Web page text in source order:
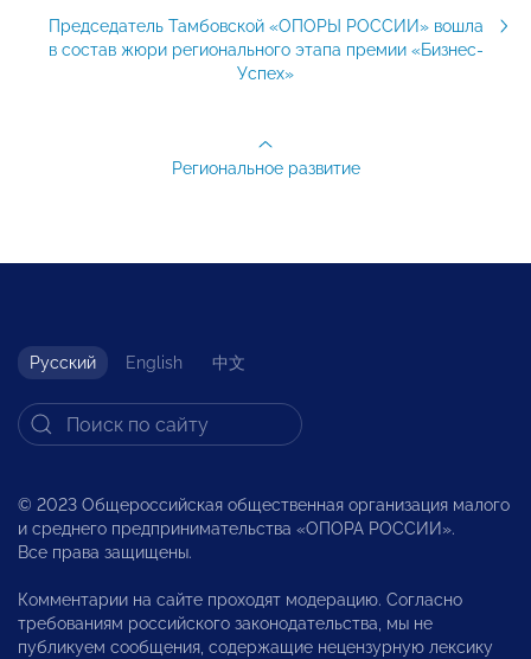
Председатель Тамбовской «ОПОРЫ РОССИИ» вошла
в состав жюри регионального этапа премии «Бизнес-
Успех»
Региональное развитие
Русский English 中文
© 2023 Общероссийская общественная организация малого
и среднего предпринимательства «ОПОРА РОССИИ».
Все права защищены.
Комментарии на сайте проходят модерацию. Согласно
требованиям российского законодательства, мы не
публикуем сообщения, содержащие нецензурную лексику